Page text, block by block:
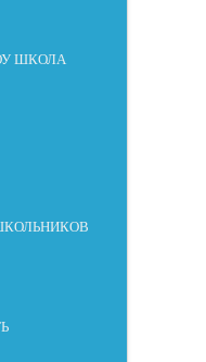
ШКОЛА